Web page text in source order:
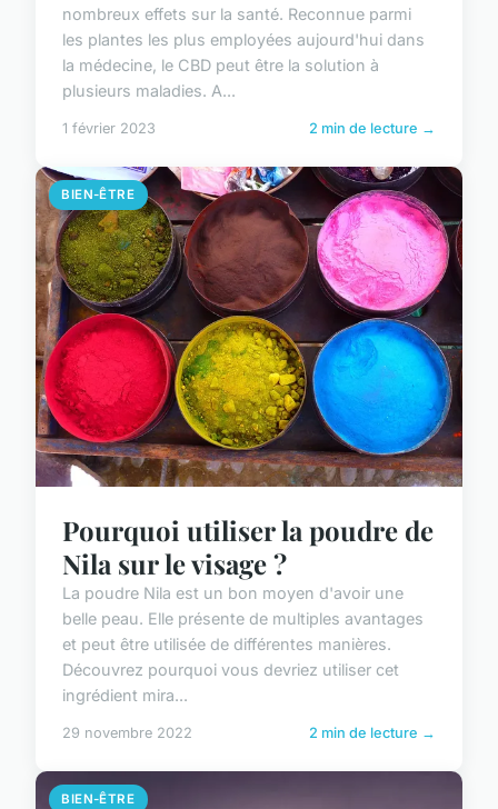
nombreux effets sur la santé. Reconnue parmi
les plantes les plus employées aujourd'hui dans
la médecine, le CBD peut être la solution à
plusieurs maladies. A...
1 février 2023 2 min de lecture →
BIEN-ÊTRE
Pourquoi utiliser la poudre de
Nila sur le visage ?
La poudre Nila est un bon moyen d'avoir une
belle peau. Elle présente de multiples avantages
et peut être utilisée de différentes manières.
Découvrez pourquoi vous devriez utiliser cet
ingrédient mira...
29 novembre 2022 2 min de lecture →
BIEN-ÊTRE